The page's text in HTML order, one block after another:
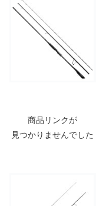
商品リンクが
見つかりませんでした